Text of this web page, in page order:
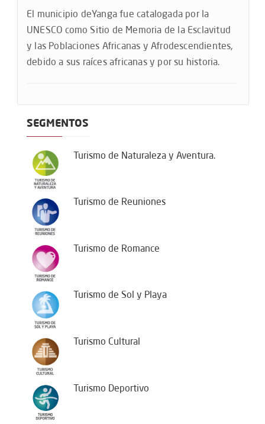
El municipio deYanga fue catalogada por la
UNESCO como Sitio de Memoria de la Esclavitud
y las Poblaciones Africanas y Afrodescendientes,
debido a sus raíces africanas y por su historia.
SEGMENTOS
Turismo de Naturaleza y Aventura.
Turismo de Reuniones
Turismo de Romance
Turismo de Sol y Playa
Turismo Cultural
Turismo Deportivo